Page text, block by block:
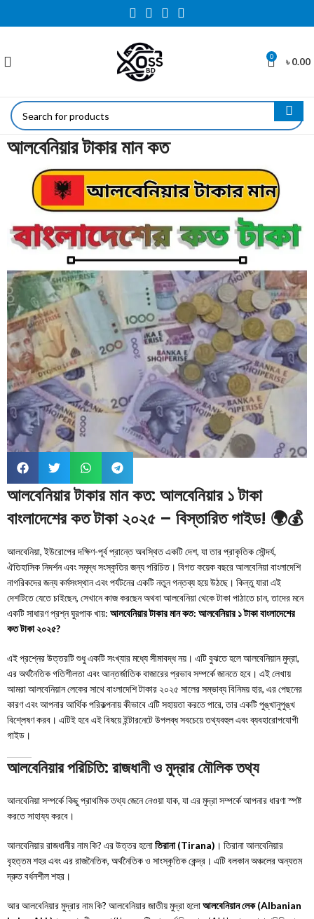
0 ৳0.00
আলবেনিয়ার টাকার মান কত
আলবেনিয়ার টাকার মান কত: আলবেনিয়ার ১ টাকা
বাংলাদেশের কত টাকা ২০২৫ – বিস্তারিত গাইড! 🌍💰
আলবেনিয়া, ইউরোপের দক্ষিণ-পূর্ব প্রান্তে অবস্থিত একটি দেশ, যা তার প্রাকৃতিক সৌন্দর্য,
ঐতিহাসিক নিদর্শন এবং সমৃদ্ধ সংস্কৃতির জন্য পরিচিত। বিগত কয়েক বছরে আলবেনিয়া বাংলাদেশি
নাগরিকদের জন্য কর্মসংস্থান এবং পর্যটনের একটি নতুন গন্তব্য হয়ে উঠছে। কিন্তু যারা এই
দেশটিতে যেতে চাইছেন, সেখানে কাজ করছেন অথবা আলবেনিয়া থেকে টাকা পাঠাতে চান, তাদের মনে
একটি সাধারণ প্রশ্ন ঘুরপাক খায়:আলবেনিয়ার টাকার মান কত: আলবেনিয়ার ১ টাকা বাংলাদেশের
কত টাকা ২০২৫?
এই প্রশ্নের উত্তরটি শুধু একটি সংখ্যার মধ্যে সীমাবদ্ধ নয়। এটি বুঝতে হলে আলবেনিয়ান মুদ্রা,
এর অর্থনৈতিক গতিশীলতা এবং আন্তর্জাতিক বাজারের প্রভাব সম্পর্কে জানতে হবে। এই লেখায়
আমরা আলবেনিয়ান লেকের সাথে বাংলাদেশি টাকার ২০২৫ সালের সম্ভাব্য বিনিময় হার, এর পেছনের
কারণ এবং আপনার আর্থিক পরিকল্পনায় কীভাবে এটি সহায়তা করতে পারে, তার একটি পুঙ্খানুপুঙ্খ
বিশ্লেষণ করব। এটিই হবে এই বিষয়ে ইন্টারনেটে উপলব্ধ সবচেয়ে তথ্যবহুল এবং ব্যবহারোপযোগী
গাইড।
আলবেনিয়ার পরিচিতি: রাজধানী ও মুদ্রার মৌলিক তথ্য
আলবেনিয়া সম্পর্কে কিছু প্রাথমিক তথ্য জেনে নেওয়া যাক, যা এর মুদ্রা সম্পর্কে আপনার ধারণা স্পষ্ট
করতে সাহায্য করবে।
আলবেনিয়ার রাজধানীর নাম কি? এর উত্তর হলোতিরানা (Tirana) । তিরানা আলবেনিয়ার
বৃহত্তম শহর এবং এর রাজনৈতিক, অর্থনৈতিক ও সাংস্কৃতিক কেন্দ্র। এটি বলকান অঞ্চলের অন্যতম
দ্রুত বর্ধনশীল শহর।
আর আলবেনিয়ার মুদ্রার নাম কি? আলবেনিয়ার জাতীয় মুদ্রা হলোআলবেনিয়ান লেক (Albanian